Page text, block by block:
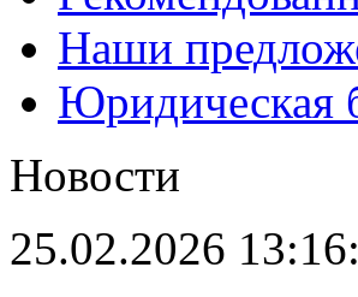
Наши
Юридическая
Новости
25.02.2026